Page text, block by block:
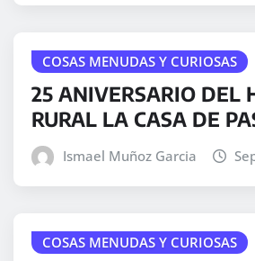
COSAS MENUDAS Y CURIOSAS
25 ANIVERSARIO DEL
RURAL LA CASA DE
Ismael Muñoz Garcia
COSAS MENUDAS Y CURIOSAS